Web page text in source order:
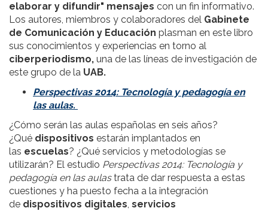
elaborar y difundir" mensajes con un fin informativo.
Los autores, miembros y colaboradores del Gabinete
de Comunicación y Educación plasman en este libro
sus conocimientos y experiencias en torno al
ciberperiodismo, una de las líneas de investigación de
este grupo de la UAB.
Perspectivas 2014: Tecnología y pedagogía en
las aulas.
¿Cómo serán las aulas españolas en seis años?
¿Qué dispositivos estarán implantados en
las escuelas? ¿Qué servicios y metodologías se
utilizarán? El estudio Perspectivas 2014: Tecnología y
pedagogía en las aulastrata de dar respuesta a estas
cuestiones y ha puesto fecha a la integración
de dispositivos digitales, servicios